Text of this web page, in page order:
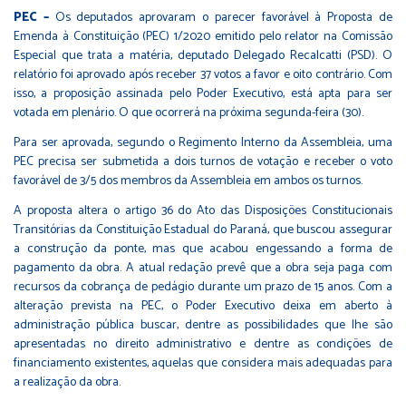
PEC – Os deputados aprovaram o parecer favorável à Proposta de
Emenda à Constituição (PEC)1/2020 emitido pelo relator na Comissão
Especial que trata a matéria, deputado Delegado Recalcatti (PSD). O
relatório foi aprovado após receber 37 votos a favor e oito contrário. Com
isso, a proposição assinada pelo Poder Executivo, está apta para ser
votada em plenário. O que ocorrerá na próxima segunda-feira (30).
Para ser aprovada, segundo o Regimento Interno da Assembleia, uma
PEC precisa ser submetida a dois turnos de votação e receber o voto
favorável de 3/5 dos membros da Assembleia em ambos os turnos.
A proposta altera o artigo 36 do Ato das Disposições Constitucionais
Transitórias da Constituição Estadual do Paraná, que buscou assegurar
a construção da ponte, mas que acabou engessando a forma de
pagamento da obra. A atual redação prevê que a obra seja paga com
recursos da cobrança de pedágio durante um prazo de 15 anos. Com a
alteração prevista na PEC, o Poder Executivo deixa em aberto à
administração pública buscar, dentre as possibilidades que lhe são
apresentadas no direito administrativo e dentre as condições de
financiamento existentes, aquelas que considera mais adequadas para
a realização da obra.